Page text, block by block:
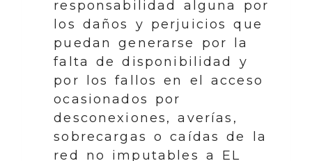
responsabilidad alguna por
los daños y perjuicios que
puedan generarse por la
falta de disponibilidad y
por los fallos en el acceso
ocasionados por
desconexiones, averías,
sobrecargas o caídas de la
red no imputables a EL